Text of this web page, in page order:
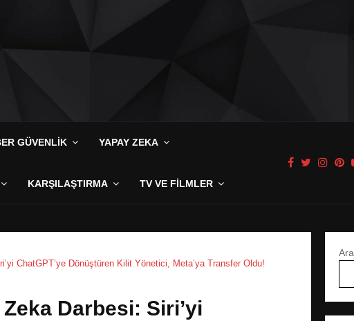
GÜVENLIK YAPAY ZEKA
KARŞILAŞTIRMA TV VE FILMLER
ChatGPT’ye Dönüştüren Kilit Yönetici, Meta’ya Transfer Oldu!
Zeka Darbesi: Siri’yi
Ara